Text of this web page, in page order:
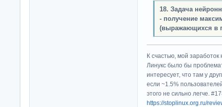
18. Задача
- получение
(выражающихся в
К счастью, мой
Линукс было бы
интересует, что там у
если ~1.5%
этого не сильно легче.
https://stoplinux.org.ru/